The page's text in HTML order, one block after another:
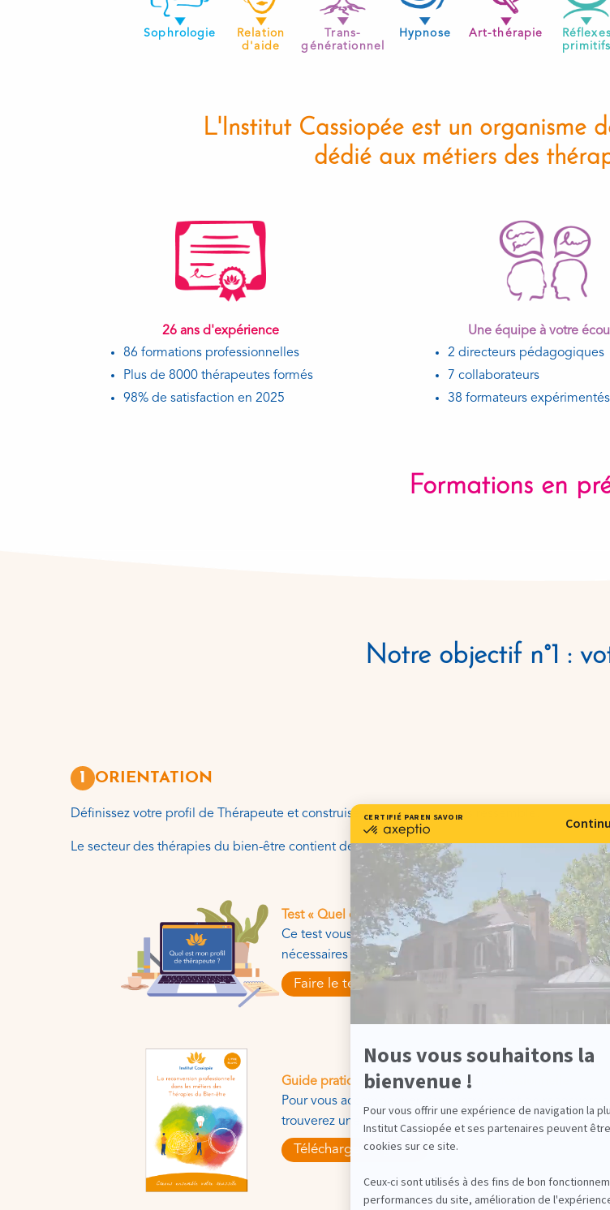
Sophrologie
Relation
d'aide
Trans-
générationnel
Hypnose Art-thérapie
Réflexes
primitifs
L'Institut Cassiopée est un organisme
dédié aux métiers des
26 ans d'expérience
86 formations professionnelles
Plus de 8000 thérapeutes formés
98% de satisfaction en 2025
Une équipe à votre
2 directeurs pédagogiques
7 collaborateurs
38 formateurs expérimentés
Formations en
Notre objectif n°1 :
1 ORIENTATION
Définissez votre profil de Thérapeute et construisez un projet qui vous ressemble.
Le secteur des thérapies du bien-être contient de nombreux métiers et spécialisations.
Test « Quel est mon profil de Thérapeute ? »
Ce test vous permet de mesurer l'adéquation entre vos
nécessaires à l'exercice d'un métier dans le domaine
Faire le test
Guide pratique de la reconversion professionnelle
Pour vous accompagner dans votre projet de
trouverez une méthode en 9 étapes basée sur nos 26
Télécharger le guide